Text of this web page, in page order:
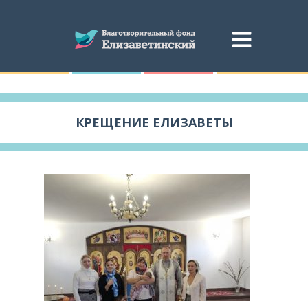
КРЕЩЕНИЕ ЕЛИЗАВЕТЫ